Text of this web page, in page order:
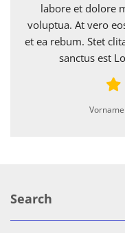
labore et dolore
voluptua. At vero
et ea rebum. Stet
sanctus est
Search